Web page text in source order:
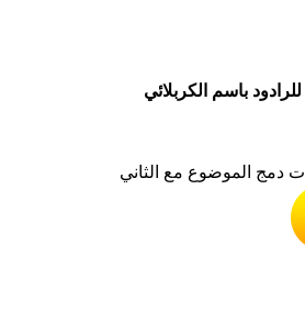
باسم الكربلائي
دمج الموضوع مع الثاني